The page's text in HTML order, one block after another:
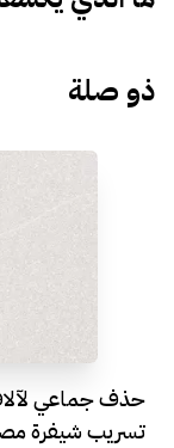
ذو صلة